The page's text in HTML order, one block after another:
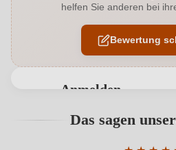
Allergene
Ausbau
helfen Sie anderen bei
Bewertung
Anmelden
Benutzern abgegeben
Das sagen